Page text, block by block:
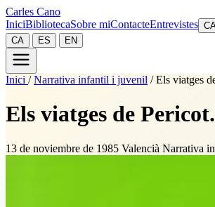
Carles Cano
IniciBibliotecaSobre miContacteEntrevistes
CA
ES EN
Inici / Narrativa infantil i juvenil / Els viatges
Els viatges de Pericot.
13 de noviembre de 1985 Valencià Narrativa